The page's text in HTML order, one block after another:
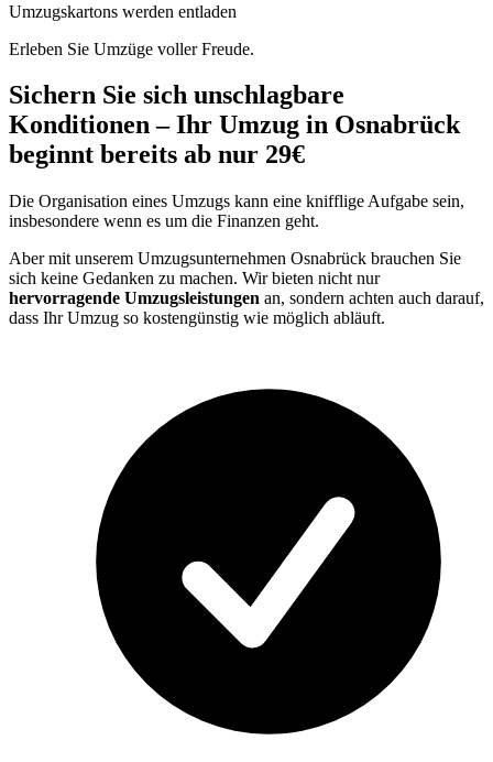
Umzugskartons werden entladen
Erleben Sie Umzüge voller Freude.
Sichern Sie sich unschlagbare
Konditionen – Ihr Umzug in Osnabrück
beginnt bereits ab nur 29€
Die Organisation eines Umzugs kann eine knifflige Aufgabe sein,
insbesondere wenn es um die Finanzen geht.
Aber mit unserem Umzugsunternehmen Osnabrück brauchen Sie
sich keine Gedanken zu machen. Wir bieten nicht nur
hervorragende Umzugsleistungen an, sondern achten auch darauf,
dass Ihr Umzug so kostengünstig wie möglich abläuft.